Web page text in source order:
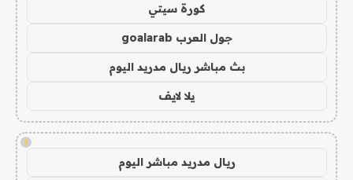
كورة سيتي
جول العرب goalarab
بث مباشر ريال مدريد اليوم
يلا لايف
!
ريال مدريد مباشر اليوم